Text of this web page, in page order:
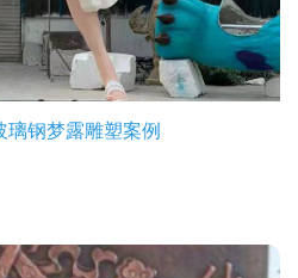
璃钢梦露雕塑案例